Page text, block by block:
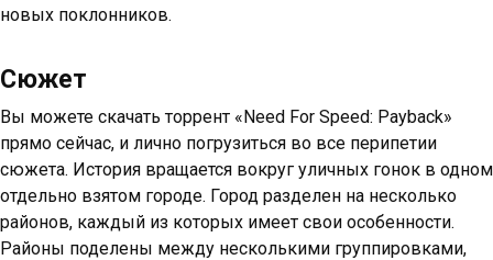
новых поклонников.
Сюжет
Вы можете скачать торрент «Need For Speed: Payback»
прямо сейчас, и лично погрузиться во все перипетии
сюжета. История вращается вокруг уличных гонок в одном
отдельно взятом городе. Город разделен на несколько
районов, каждый из которых имеет свои особенности.
Районы поделены между несколькими группировками,